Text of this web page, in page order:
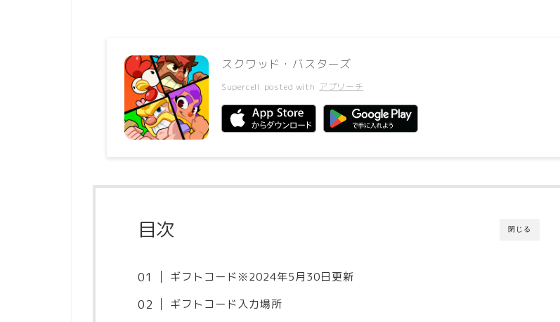
スクワッド・バスターズ
Supercell posted with アプリーチ
閉じる
目次
ギフトコード※2024年5月30日更新
ギフトコード入力場所